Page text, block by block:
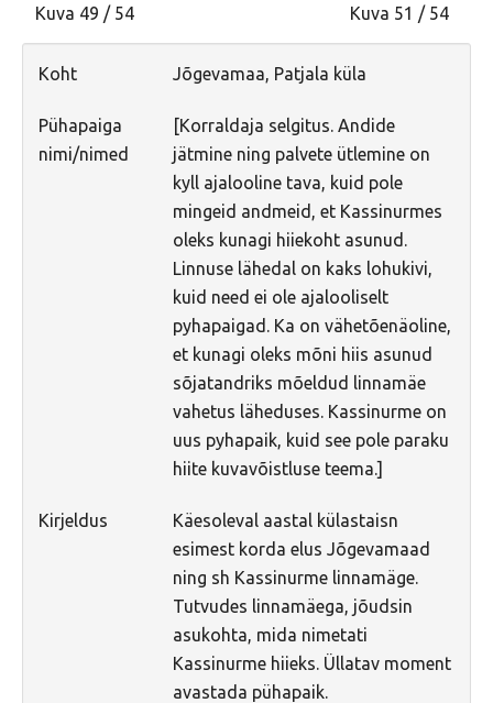
UUS KUVAVÕISTLUS
Hiite kuvavõistlus 2026
VANEMAD KUVAVÕISTLUSED
Hiite kuvavõistlus 2025 lisa
Liikuvad kuvad 2025
Hiite kuvavõistlus 2024
Hiite kuvavõistlus 2024 lisa
Liikuvad kuvad 2024
Hiite kuvavõistlus 2023
Hiite kuvavõistlus 2023 lisa
Liikuvad kuvad 2023
Hiite kuvavõistlus 2022
Hiite kuvavõistlus 2021
Hiite kuvavõistlus 2021 lisa
Hiite kuvavõistlus 2020
Kuva 49 / 54
Kuva 51 / 54
Koht Jõgevamaa, Patjala küla
Pühapaiga
nimi/nimed
[Korraldaja selgitus. Andide
jätmine ning palvete ütlemine on
kyll ajalooline tava, kuid pole
mingeid andmeid, et Kassinurmes
oleks kunagi hiiekoht asunud.
Linnuse lähedal on kaks lohukivi,
kuid need ei ole ajalooliselt
pyhapaigad. Ka on vähetõenäoline,
et kunagi oleks mõni hiis asunud
sõjatandriks mõeldud linnamäe
vahetus läheduses. Kassinurme on
uus pyhapaik, kuid see pole paraku
hiite kuvavõistluse teema.]
Kirjeldus
Käesoleval aastal külastaisn
esimest korda elus Jõgevamaad
ning sh Kassinurme linnamäge.
Tutvudes linnamäega, jõudsin
asukohta, mida nimetati
Kassinurme hiieks. Üllatav moment
avastada pühapaik.